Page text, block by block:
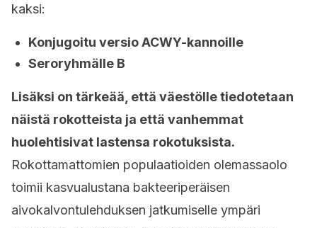
kaksi:
Konjugoitu versio ACWY-kannoille
Seroryhmälle B
Lisäksi on tärkeää, että väestölle tiedotetaan
näistä rokotteista ja että vanhemmat
huolehtisivat lastensa rokotuksista.
Rokottamattomien populaatioiden olemassaolo
toimii kasvualustana bakteeriperäisen
aivokalvontulehduksen jatkumiselle ympäri